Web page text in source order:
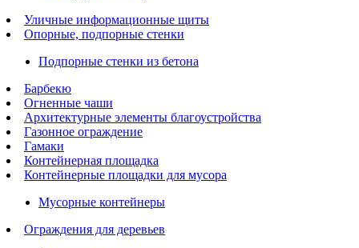
Уличные информационные щиты
Опорные, подпорные стенки
Подпорные стенки из бетона
Барбекю
Огненные чаши
Архитектурные элементы благоустройства
Газонное ограждение
Гамаки
Контейнерная площадка
Контейнерные площадки для мусора
Мусорные контейнеры
Ограждения для деревьев